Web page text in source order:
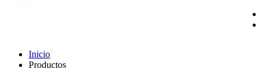
Inicio
Productos